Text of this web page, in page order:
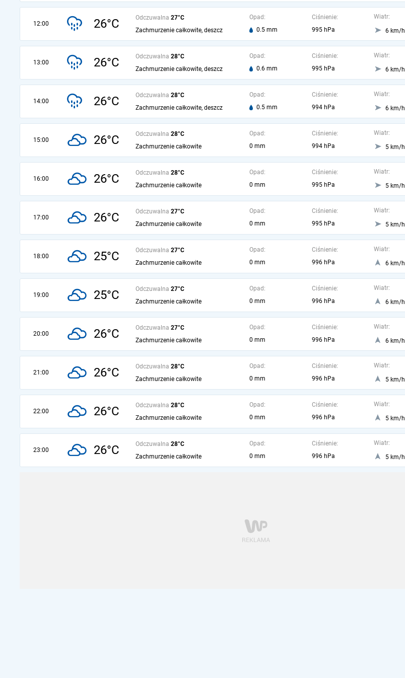
12:00 26°C Odczuwalna 27°C
Zachmurzenie całkowite, deszcz
Opad:
0.5 mm
Ciśnienie:
995 hPa
Wiatr:
6 km/h
13:00 26°C Odczuwalna 28°C
Zachmurzenie całkowite, deszcz
Opad:
0.6 mm
Ciśnienie:
995 hPa
Wiatr:
6 km/h
14:00 26°C Odczuwalna 28°C
Zachmurzenie całkowite, deszcz
Opad:
0.5 mm
Ciśnienie:
994 hPa
Wiatr:
6 km/h
15:00 26°C Odczuwalna 28°C
Zachmurzenie całkowite
Opad:
0 mm
Ciśnienie:
994 hPa
Wiatr:
5 km/h
16:00 26°C Odczuwalna 28°C
Zachmurzenie całkowite
Opad:
0 mm
Ciśnienie:
995 hPa
Wiatr:
5 km/h
17:00 26°C Odczuwalna 27°C
Zachmurzenie całkowite
Opad:
0 mm
Ciśnienie:
995 hPa
Wiatr:
5 km/h
18:00 25°C Odczuwalna 27°C
Zachmurzenie całkowite
Opad:
0 mm
Ciśnienie:
996 hPa
Wiatr:
6 km/h
19:00 25°C Odczuwalna 27°C
Zachmurzenie całkowite
Opad:
0 mm
Ciśnienie:
996 hPa
Wiatr:
6 km/h
20:00 26°C Odczuwalna 27°C
Zachmurzenie całkowite
Opad:
0 mm
Ciśnienie:
996 hPa
Wiatr:
6 km/h
21:00 26°C Odczuwalna 28°C
Zachmurzenie całkowite
Opad:
0 mm
Ciśnienie:
996 hPa
Wiatr:
5 km/h
22:00 26°C Odczuwalna 28°C
Zachmurzenie całkowite
Opad:
0 mm
Ciśnienie:
996 hPa
Wiatr:
5 km/h
23:00 26°C Odczuwalna 28°C
Zachmurzenie całkowite
Opad:
0 mm
Ciśnienie:
996 hPa
Wiatr:
5 km/h